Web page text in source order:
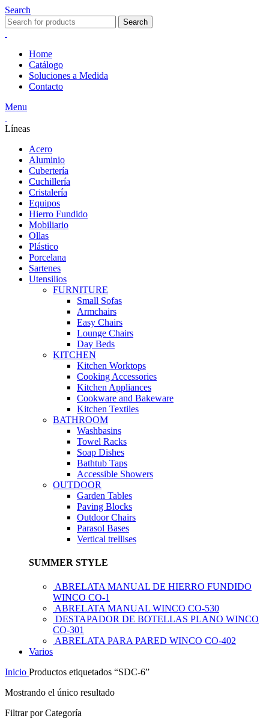
Search
Search
Home
Catálogo
Soluciones a Medida
Contacto
Menu
Líneas
Acero
Aluminio
Cubertería
Cuchillería
Cristalería
Equipos
Hierro Fundido
Mobiliario
Ollas
Plástico
Porcelana
Sartenes
Utensilios
FURNITURE
Small Sofas
Armchairs
Easy Chairs
Lounge Chairs
Day Beds
KITCHEN
Kitchen Worktops
Cooking Accessories
Kitchen Appliances
Cookware and Bakeware
Kitchen Textiles
BATHROOM
Washbasins
Towel Racks
Soap Dishes
Bathtub Taps
Accessible Showers
OUTDOOR
Garden Tables
Paving Blocks
Outdoor Chairs
Parasol Bases
Vertical trellises
SUMMER STYLE
ABRELATA MANUAL DE HIERRO FUNDIDO
WINCO CO-1
ABRELATA MANUAL WINCO CO-530
DESTAPADOR DE BOTELLAS PLANO WINCO
CO-301
ABRELATA PARA PARED WINCO CO-402
Varios
Inicio Productos etiquetados “SDC-6”
Mostrando el único resultado
Filtrar por Categoría